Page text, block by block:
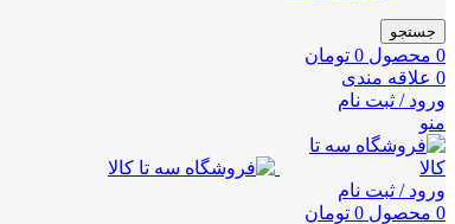
جستجو
0 محصول 0 تومان
0 علاقه مندی
ورود / ثبت نام
منو
ورود / ثبت نام
0 محصول 0 تومان